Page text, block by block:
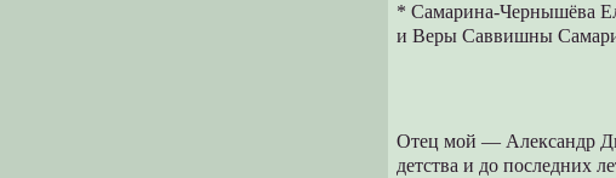
* Самарина-Чернышёва
и Веры Саввишны
Отец мой — Александр
детства и до последних